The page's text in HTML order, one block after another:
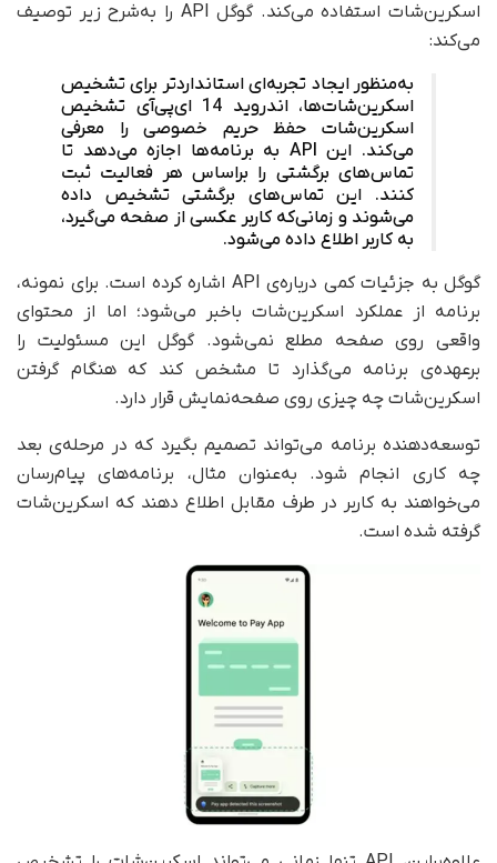
اسکرین‌شات استفاده می‌کند. گوگل API را به‌شرح زیر توصیف
می‌کند:
به‌منظور ایجاد تجربه‌ای استانداردتر برای تشخیص
اسکرین‌شات‌ها، اندروید 14 ای‌پی‌آی تشخیص
اسکرین‌شات حفظ حریم خصوصی را معرفی
می‌کند. این API به برنامه‌ها اجازه می‌دهد تا
تماس‌های برگشتی را براساس هر فعالیت ثبت
کنند. این تماس‌های برگشتی تشخیص داده
می‌شوند و زمانی‌که کاربر عکسی از صفحه می‌گیرد،
به کاربر اطلاع داده می‌شود.
گوگل به جزئیات کمی درباره‌ی API اشاره کرده است. برای نمونه،
برنامه از عملکرد اسکرین‌شات باخبر می‌شود؛ اما از محتوای
واقعی روی صفحه مطلع نمی‌شود. گوگل این مسئولیت را
برعهده‌ی برنامه می‌گذارد تا مشخص کند که هنگام گرفتن
اسکرین‌شات چه چیزی روی صفحه‌نمایش قرار دارد.
توسعه‌دهنده برنامه می‌تواند تصمیم بگیرد که در مرحله‌ی بعد
چه کاری انجام شود. به‌عنوان مثال، برنامه‌های پیام‌رسان
می‌خواهند به کاربر در طرف مقابل اطلاع دهند که اسکرین‌شات
گرفته شده است.